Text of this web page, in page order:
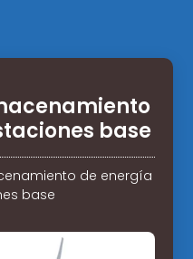
base
de energía
base